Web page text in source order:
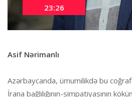
23:26
Asif Nərimanlı
Azərbaycanda, ümumilikdə bu
İrana bağlılığının-simpatiyasının